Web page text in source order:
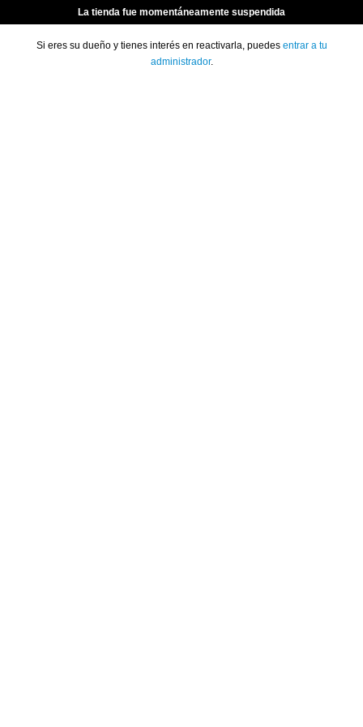
La tienda fue momentáneamente suspendida
Si eres su dueño y tienes interés en reactivarla, puedes entrar a tu
administrador.